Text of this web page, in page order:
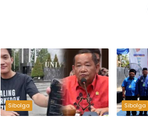
Sibolga Sibolga